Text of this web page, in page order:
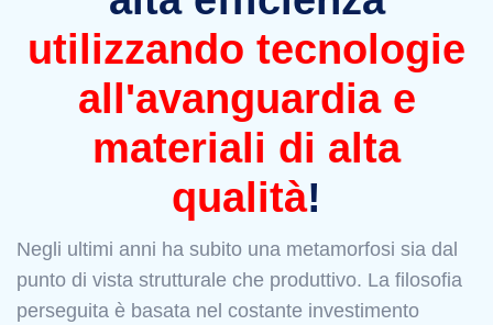
utilizzando tecnologie
all'avanguardia e
materiali di alta
qualità!
Negli ultimi anni ha subito una metamorfosi sia dal
punto di vista strutturale che produttivo. La filosofia
perseguita è basata nel costante investimento